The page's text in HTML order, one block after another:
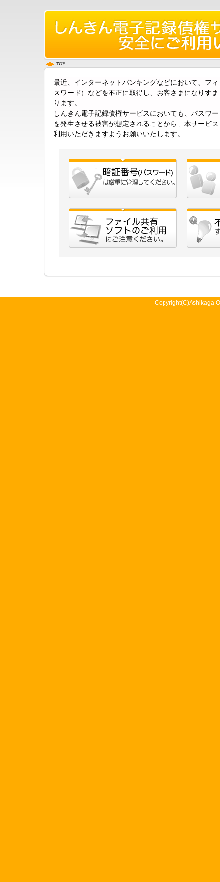
TOP
最近、インターネットバンキングなどにおいて、フ
スワード）などを不正に取得し、お客さまになりす
ります。
しんきん電子記録債権サービスにおいても、パスワ
を発生させる被害が想定されることから、本サービ
利用いただきますようお願いいたします。
Copyright(C)Ashikaga